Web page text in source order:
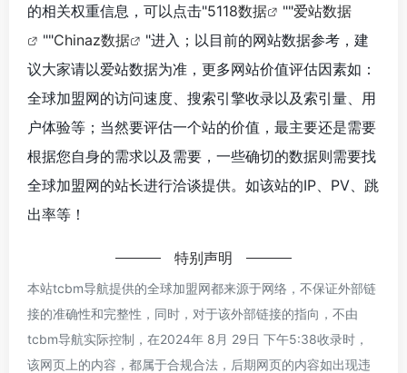
的相关权重信息，可以点击"5118数据 ""爱站数据
""Chinaz数据
"进入；以目前的网站数据参考，建
议大家请以爱站数据为准，更多网站价值评估因素如：
全球加盟网的访问速度、搜索引擎收录以及索引量、用
户体验等；当然要评估一个站的价值，最主要还是需要
根据您自身的需求以及需要，一些确切的数据则需要找
全球加盟网的站长进行洽谈提供。如该站的IP、PV、跳
出率等！
特别声明
本站tcbm导航提供的全球加盟网都来源于网络，不保证外部链
接的准确性和完整性，同时，对于该外部链接的指向，不由
tcbm导航实际控制，在2024年 8月 29日 下午5:38收录时，
该网页上的内容，都属于合规合法，后期网页的内容如出现违